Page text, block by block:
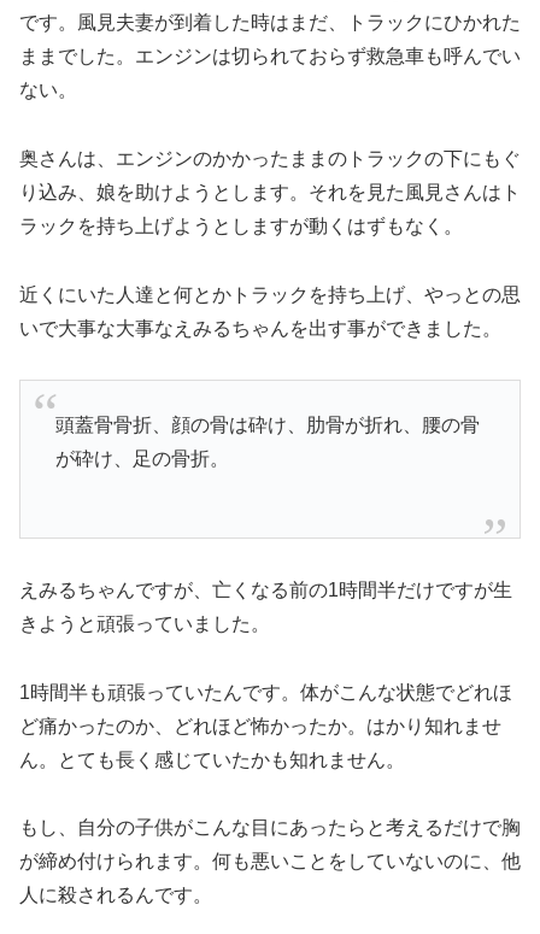
です。風見夫妻が到着した時はまだ、トラックにひかれた
ままでした。エンジンは切られておらず救急車も呼んでい
ない。
奥さんは、エンジンのかかったままのトラックの下にもぐ
り込み、娘を助けようとします。それを見た風見さんはト
ラックを持ち上げようとしますが動くはずもなく。
近くにいた人達と何とかトラックを持ち上げ、やっとの思
いで大事な大事なえみるちゃんを出す事ができました。
頭蓋骨骨折、顔の骨は砕け、肋骨が折れ、腰の骨
が砕け、足の骨折。
えみるちゃんですが、亡くなる前の1時間半だけですが生
きようと頑張っていました。
1時間半も頑張っていたんです。体がこんな状態でどれほ
ど痛かったのか、どれほど怖かったか。はかり知れませ
ん。とても長く感じていたかも知れません。
もし、自分の子供がこんな目にあったらと考えるだけで胸
が締め付けられます。何も悪いことをしていないのに、他
人に殺されるんです。